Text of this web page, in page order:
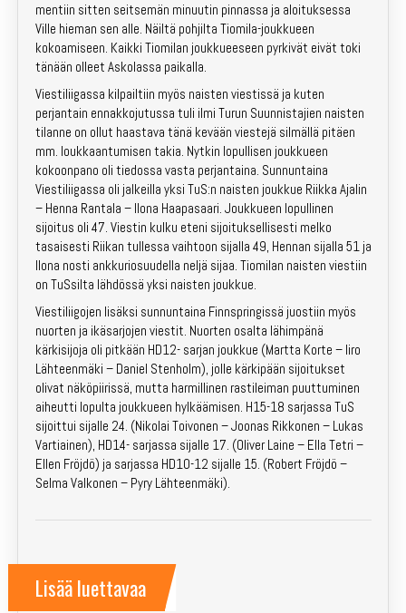
mentiin sitten seitsemän minuutin pinnassa ja aloituksessa
Ville hieman sen alle. Näiltä pohjilta Tiomila-joukkueen
kokoamiseen. Kaikki Tiomilan joukkueeseen pyrkivät eivät toki
tänään olleet Askolassa paikalla.
Viestiliigassa kilpailtiin myös naisten viestissä ja kuten
perjantain ennakkojutussa tuli ilmi Turun Suunnistajien naisten
tilanne on ollut haastava tänä kevään viestejä silmällä pitäen
mm. loukkaantumisen takia. Nytkin lopullisen joukkueen
kokoonpano oli tiedossa vasta perjantaina. Sunnuntaina
Viestiliigassa oli jalkeilla yksi TuS:n naisten joukkue Riikka Ajalin
– Henna Rantala – Ilona Haapasaari. Joukkueen lopullinen
sijoitus oli 47. Viestin kulku eteni sijoituksellisesti melko
tasaisesti Riikan tullessa vaihtoon sijalla 49, Hennan sijalla 51 ja
Ilona nosti ankkuriosuudella neljä sijaa. Tiomilan naisten viestiin
on TuSsilta lähdössä yksi naisten joukkue.
Viestiliigojen lisäksi sunnuntaina Finnspringissä juostiin myös
nuorten ja ikäsarjojen viestit. Nuorten osalta lähimpänä
kärkisijoja oli pitkään HD12- sarjan joukkue (Martta Korte – Iiro
Lähteenmäki – Daniel Stenholm), jolle kärkipään sijoitukset
olivat näköpiirissä, mutta harmillinen rastileiman puuttuminen
aiheutti lopulta joukkueen hylkäämisen. H15-18 sarjassa TuS
sijoittui sijalle 24. (Nikolai Toivonen – Joonas Rikkonen – Lukas
Vartiainen), HD14- sarjassa sijalle 17. (Oliver Laine – Ella Tetri –
Ellen Fröjdö) ja sarjassa HD10-12 sijalle 15. (Robert Fröjdö –
Selma Valkonen – Pyry Lähteenmäki).
Lisää luettavaa